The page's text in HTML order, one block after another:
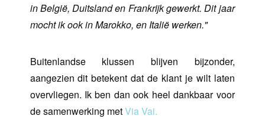
in België, Duitsland en Frankrijk gewerkt. Dit jaar
mocht ik ook in Marokko, en Italië werken."
Buitenlandse klussen blijven bijzonder,
aangezien dit betekent dat de klant je wilt laten
overvliegen. Ik ben dan ook heel dankbaar voor
de samenwerking metVia Vai.